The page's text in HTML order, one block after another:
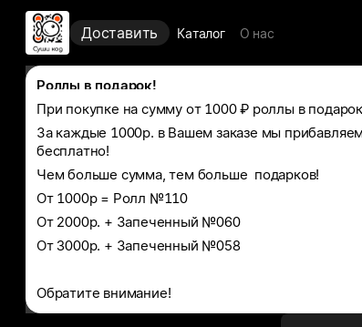
Доставить Каталог О нас
Роллы в подарок!
При покупке на сумму от 1000 ₽ роллы в
За каждые 1000р. в Вашем заказе мы
бесплатно!
Чем больше сумма, тем больше  подарков!
От 1000р = Ролл №110
От 2000р. + Запеченный №060
От 3000р. + Запеченный №058
Обратите внимание!
Подарки выдаются строго по итоговой сумме